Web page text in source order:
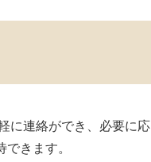
に連絡ができ、必要に応
きます。